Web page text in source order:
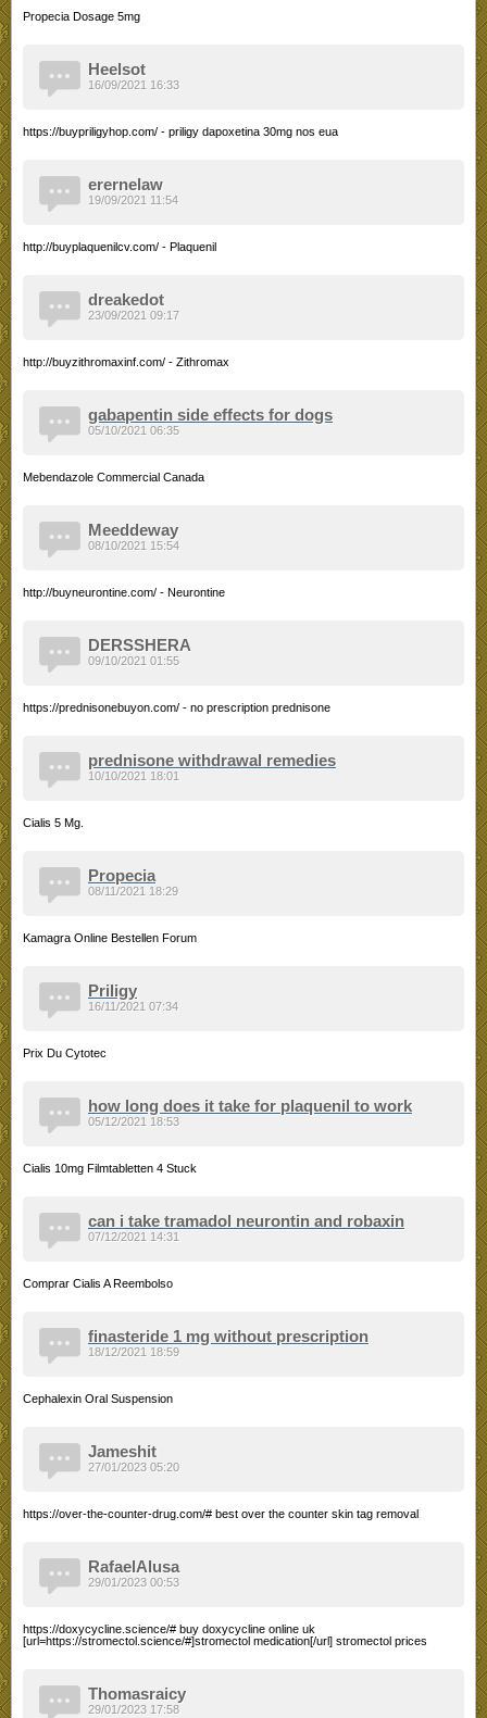
Propecia Dosage 5mg
Heelsot
https://buypriligyhop.com/ - priligy dapoxetina 30mg nos eua
16/09/2021 16:33
erernelaw
http://buyplaquenilcv.com/ - Plaquenil
19/09/2021 11:54
dreakedot
http://buyzithromaxinf.com/ - Zithromax
23/09/2021 09:17
gabapentin side effects for dogs
Mebendazole Commercial Canada
05/10/2021 06:35
Meeddeway
http://buyneurontine.com/ - Neurontine
08/10/2021 15:54
DERSSHERA
https://prednisonebuyon.com/ - no prescription prednisone
09/10/2021 01:55
prednisone withdrawal remedies
Cialis 5 Mg.
10/10/2021 18:01
Propecia
Kamagra Online Bestellen Forum
08/11/2021 18:29
Priligy
Prix Du Cytotec
16/11/2021 07:34
how long does it take for plaquenil to work
Cialis 10mg Filmtabletten 4 Stuck
05/12/2021 18:53
can i take tramadol neurontin and robaxin
Comprar Cialis A Reembolso
07/12/2021 14:31
finasteride 1 mg without prescription
Cephalexin Oral Suspension
18/12/2021 18:59
Jameshit
https://over-the-counter-drug.com/# best over the counter skin tag removal
27/01/2023 05:20
RafaelAlusa
https://doxycycline.science/# buy doxycycline online uk
[url=https://stromectol.science/#]stromectol medication[/url] stromectol prices
29/01/2023 00:53
Thomasraicy
29/01/2023 17:58